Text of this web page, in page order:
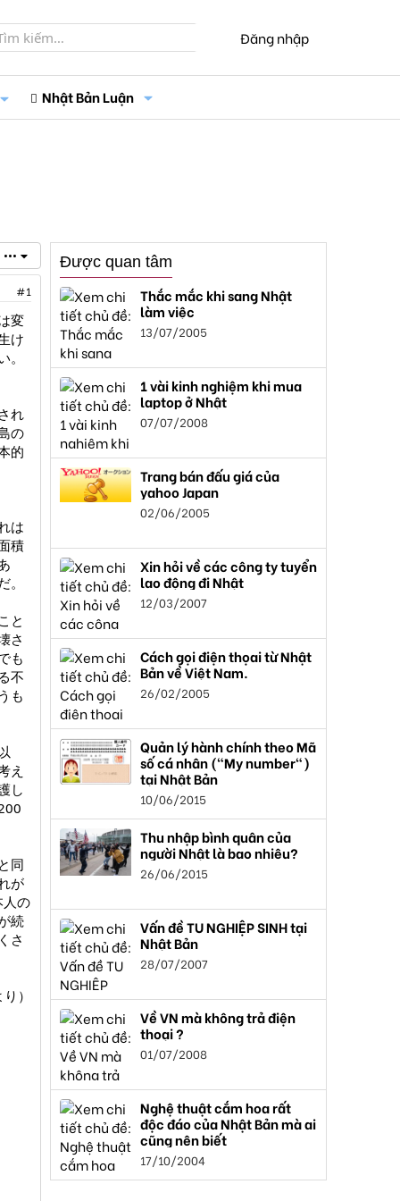
Đăng nhập
Nhật Bản Luận
•••
#1
変
け
れ
の
的
は
積
と
さ
も
不
も
え
し
同
が
人の
続
さ
）​
Được quan tâm
Thắc mắc khi sang Nhật
làm việc
13/07/2005
1 vài kinh nghiệm khi mua
laptop ở Nhật
07/07/2008
Trang bán đấu giá của
yahoo Japan
02/06/2005
Xin hỏi về các công ty tuyển
lao động đi Nhật
12/03/2007
Cách gọi điện thọai từ Nhật
Bản về Việt Nam.
26/02/2005
Quản lý hành chính theo Mã
số cá nhân ("My number")
tại Nhật Bản
10/06/2015
Thu nhập bình quân của
người Nhật là bao nhiêu?
26/06/2015
Vấn đề TU NGHIỆP SINH tại
Nhật Bản
28/07/2007
Về VN mà không trả điện
thoại ?
01/07/2008
Nghệ thuật cắm hoa rất
độc đáo của Nhật Bản mà ai
cũng nên biết
17/10/2004